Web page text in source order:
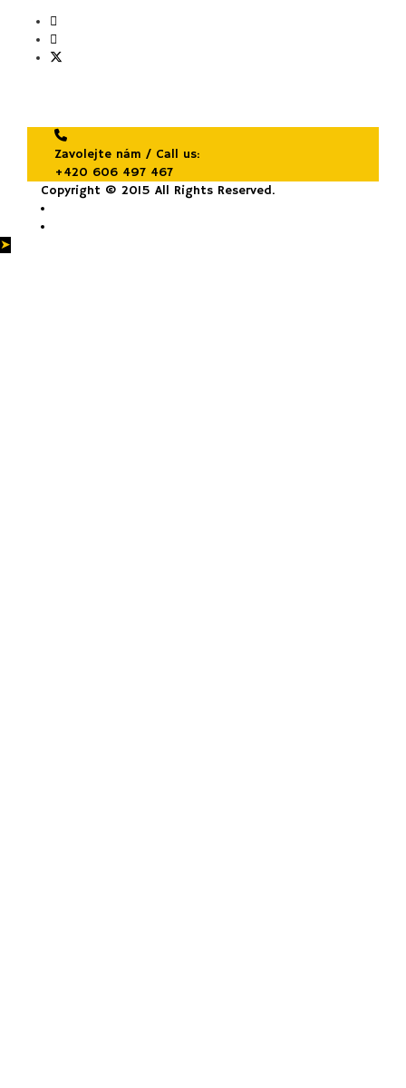
Zavolejte nám / Call us:
+420 606 497 467
Copyright © 2015 All Rights Reserved.
➤